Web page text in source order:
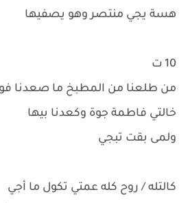
هسة يجي منتصر وهو يصفيها
10 ت
من طلعنا من المطبخ ما صعدنا
خالتي فاطمة جوة وكعدنا بيها
ولمى بقت تبجي
كالتله / روح كله عمتي تكول ما أجي